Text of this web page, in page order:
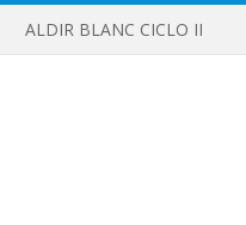
ALDIR BLANC CICLO II